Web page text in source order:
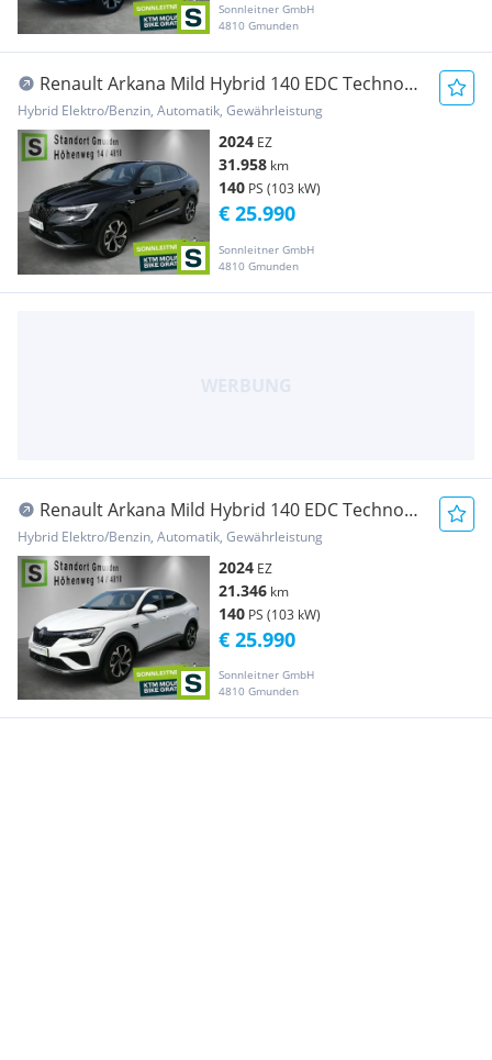
Sonnleitner GmbH
4810 Gmunden
Renault Arkana Mild Hybrid 140 EDC Techno
Aut.
Hybrid Elektro/Benzin, Automatik, Gewährleistung
2024 EZ
31.958 km
140 PS (103 kW)
Sonnleitner GmbH
4810 Gmunden
€ 25.990
Renault Arkana Mild Hybrid 140 EDC Techno
Aut.
Hybrid Elektro/Benzin, Automatik, Gewährleistung
2024 EZ
21.346 km
140 PS (103 kW)
Sonnleitner GmbH
4810 Gmunden
€ 25.990